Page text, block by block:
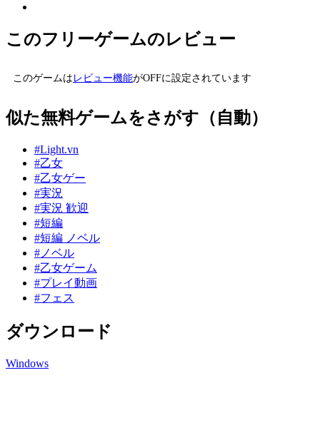
このフリーゲームのレビュー
このゲームは レビュー機能がOFFに設定されています
似た無料ゲームをさがす（自動）
#Light.vn
#乙女
#乙女ゲー
#実況
#実況 歓迎
#短編
#短編 ノベル
#ノベル
#乙女ゲーム
#プレイ動画
#フェス
ダウンロード
Windows